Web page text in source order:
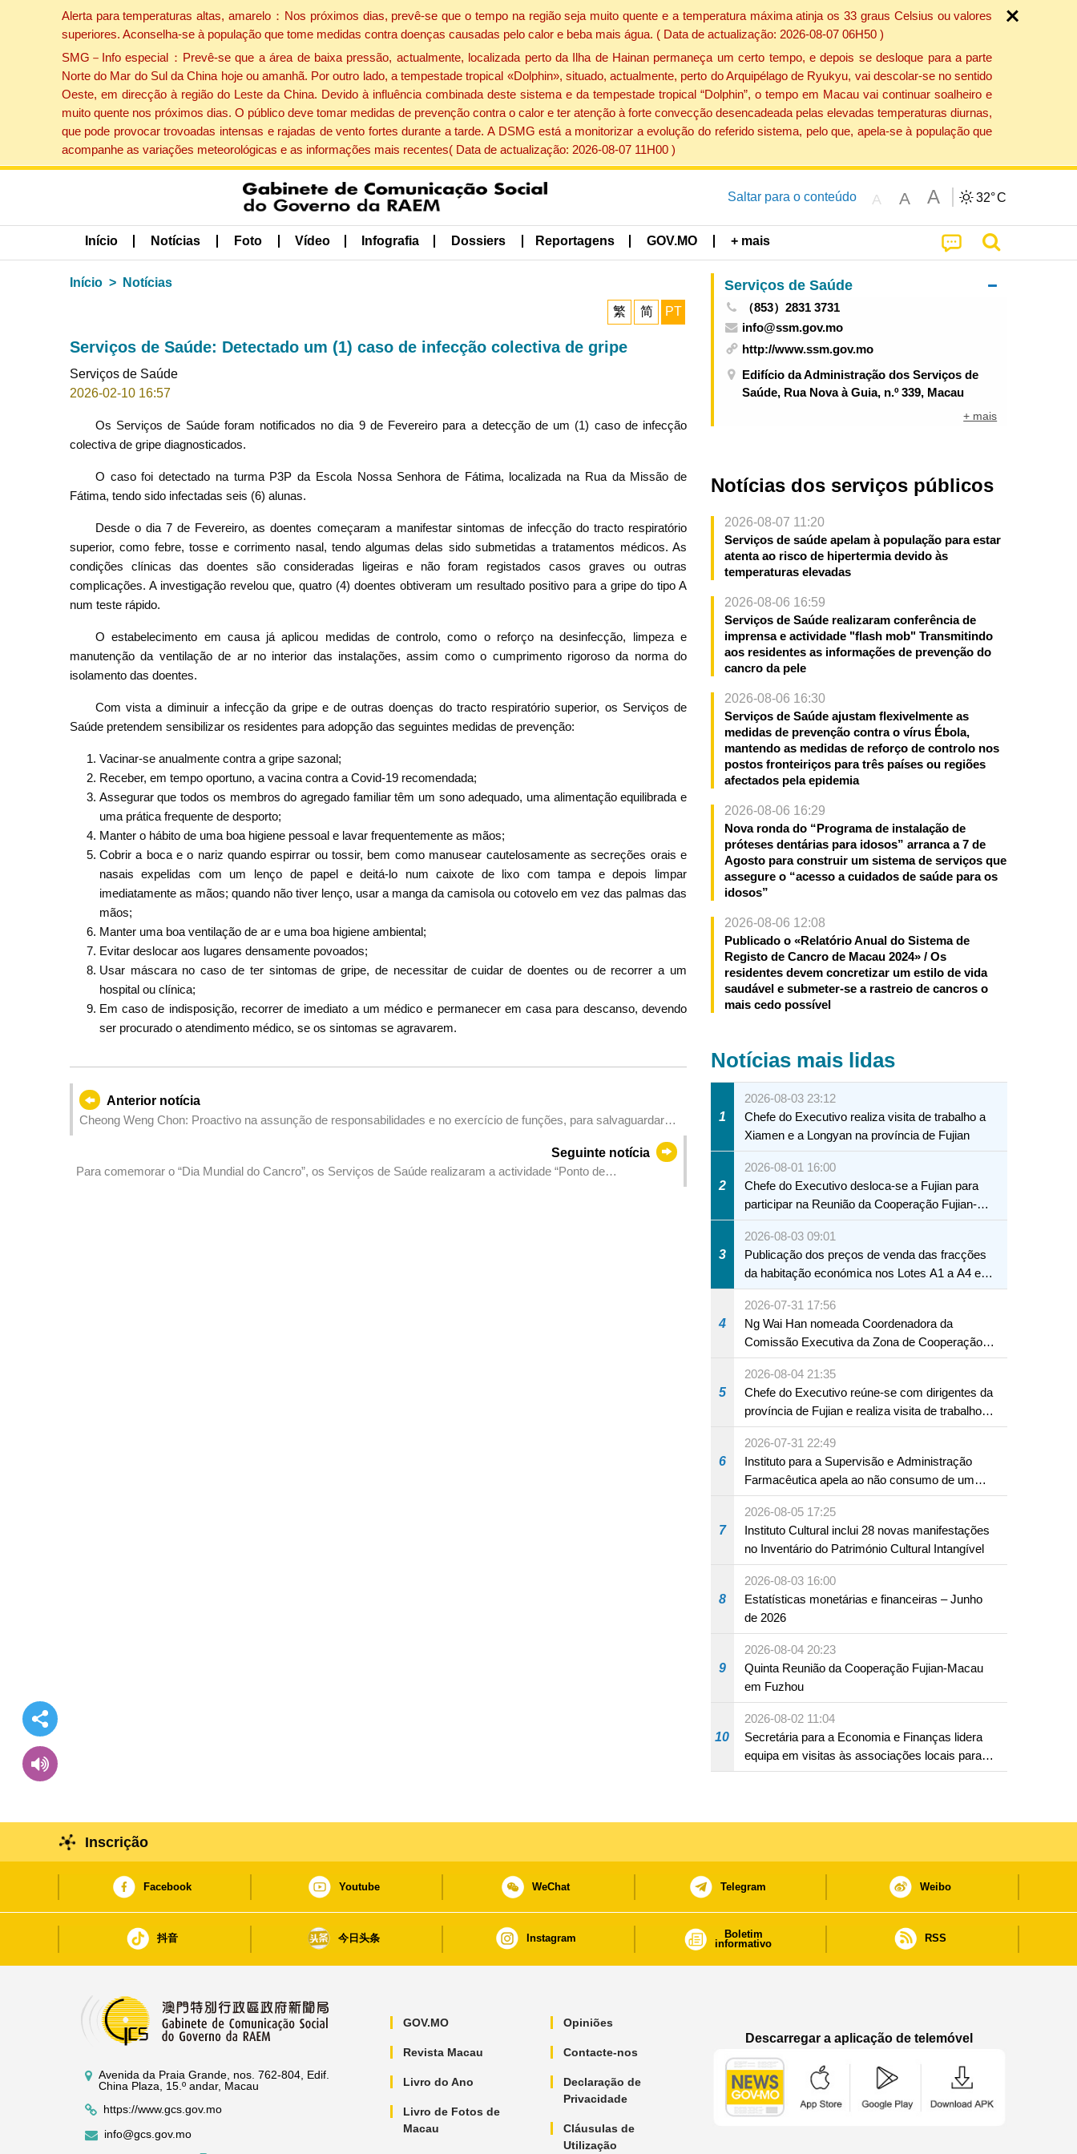
Alerta para temperaturas altas, amarelo：Nos próximos dias, prevê-se que o tempo na região seja muito quente e a temperatura máxima atinja os 33 graus Celsius ou valores
superiores. Aconselha-se à população que tome medidas contra doenças causadas pelo calor e beba mais água. ( Data de actualização: 2026-08-07 06H50 )
SMG－Info especial：Prevê-se que a área de baixa pressão, actualmente, localizada perto da Ilha de Hainan permaneça um certo tempo, e depois se desloque para a parte
Norte do Mar do Sul da China hoje ou amanhã. Por outro lado, a tempestade tropical «Dolphin», situado, actualmente, perto do Arquipélago de Ryukyu, vai descolar-se no sentido
Oeste, em direcção à região do Leste da China. Devido à influência combinada deste sistema e da tempestade tropical “Dolphin”, o tempo em Macau vai continuar soalheiro e
muito quente nos próximos dias. O público deve tomar medidas de prevenção contra o calor e ter atenção à forte convecção desencadeada pelas elevadas temperaturas diurnas,
que pode provocar trovoadas intensas e rajadas de vento fortes durante a tarde. A DSMG está a monitorizar a evolução do referido sistema, pelo que, apela-se à população que
acompanhe as variações meteorológicas e as informações mais recentes( Data de actualização: 2026-08-07 11H00 )
Saltar para o conteúdo A A A 32°C
Início Notícias Foto Vídeo Infografia Dossiers Reportagens GOV.MO + mais
Início Notícias
繁 简 PT
Serviços de Saúde: Detectado um (1) caso de infecção colectiva de gripe
Serviços de Saúde
2026-02-10 16:57
Os Serviços de Saúde foram notificados no dia 9 de Fevereiro para a detecção de um (1) caso de infecção
colectiva de gripe diagnosticados.
O caso foi detectado na turma P3P da Escola Nossa Senhora de Fátima, localizada na Rua da Missão de
Fátima, tendo sido infectadas seis (6) alunas.
Desde o dia 7 de Fevereiro, as doentes começaram a manifestar sintomas de infecção do tracto respiratório
superior, como febre, tosse e corrimento nasal, tendo algumas delas sido submetidas a tratamentos médicos. As
condições clínicas das doentes são consideradas ligeiras e não foram registados casos graves ou outras
complicações. A investigação revelou que, quatro (4) doentes obtiveram um resultado positivo para a gripe do tipo A
num teste rápido.
O estabelecimento em causa já aplicou medidas de controlo, como o reforço na desinfecção, limpeza e
manutenção da ventilação de ar no interior das instalações, assim como o cumprimento rigoroso da norma do
isolamento das doentes.
Com vista a diminuir a infecção da gripe e de outras doenças do tracto respiratório superior, os Serviços de
Saúde pretendem sensibilizar os residentes para adopção das seguintes medidas de prevenção:
Vacinar-se anualmente contra a gripe sazonal;
Receber, em tempo oportuno, a vacina contra a Covid-19 recomendada;
Assegurar que todos os membros do agregado familiar têm um sono adequado, uma alimentação equilibrada e
uma prática frequente de desporto;
Manter o hábito de uma boa higiene pessoal e lavar frequentemente as mãos;
Cobrir a boca e o nariz quando espirrar ou tossir, bem como manusear cautelosamente as secreções orais e
nasais expelidas com um lenço de papel e deitá-lo num caixote de lixo com tampa e depois limpar
imediatamente as mãos; quando não tiver lenço, usar a manga da camisola ou cotovelo em vez das palmas das
mãos;
Manter uma boa ventilação de ar e uma boa higiene ambiental;
Evitar deslocar aos lugares densamente povoados;
Usar máscara no caso de ter sintomas de gripe, de necessitar de cuidar de doentes ou de recorrer a um
hospital ou clínica;
Em caso de indisposição, recorrer de imediato a um médico e permanecer em casa para descanso, devendo
ser procurado o atendimento médico, se os sintomas se agravarem.
Anterior notícia
Cheong Weng Chon: Proactivo na assunção de responsabilidades e no exercício de funções, para salvaguardar
Seguinte notícia
Para comemorar o “Dia Mundial do Cancro”, os Serviços de Saúde realizaram a actividade “Ponto de
Serviços de Saúde
（853）2831 3731
info@ssm.gov.mo
http://www.ssm.gov.mo
Edifício da Administração dos Serviços de
Saúde, Rua Nova à Guia, n.º 339, Macau
+ mais
Notícias dos serviços públicos
2026-08-07 11:20
Serviços de saúde apelam à população para estar
atenta ao risco de hipertermia devido às
temperaturas elevadas
2026-08-06 16:59
Serviços de Saúde realizaram conferência de
imprensa e actividade "flash mob" Transmitindo
aos residentes as informações de prevenção do
cancro da pele
2026-08-06 16:30
Serviços de Saúde ajustam flexivelmente as
medidas de prevenção contra o vírus Ébola,
mantendo as medidas de reforço de controlo nos
postos fronteiriços para três países ou regiões
afectados pela epidemia
2026-08-06 16:29
Nova ronda do “Programa de instalação de
próteses dentárias para idosos” arranca a 7 de
Agosto para construir um sistema de serviços que
assegure o “acesso a cuidados de saúde para os
idosos”
2026-08-06 12:08
Publicado o «Relatório Anual do Sistema de
Registo de Cancro de Macau 2024» / Os
residentes devem concretizar um estilo de vida
saudável e submeter-se a rastreio de cancros o
mais cedo possível
Notícias mais lidas
1
2026-08-03 23:12
Chefe do Executivo realiza visita de trabalho a
Xiamen e a Longyan na província de Fujian
2
2026-08-01 16:00
Chefe do Executivo desloca-se a Fujian para
participar na Reunião da Cooperação Fujian-
Macau
3
2026-08-03 09:01
Publicação dos preços de venda das fracções
da habitação económica nos Lotes A1 a A4 e
A12 da Zona A dos Novos Aterros
4
2026-07-31 17:56
Ng Wai Han nomeada Coordenadora da
Comissão Executiva da Zona de Cooperação
Aprofundada entre Guangdong e Macau em
Hengqin
5
2026-08-04 21:35
Chefe do Executivo reúne-se com dirigentes da
província de Fujian e realiza visita de trabalho
em Fuzhou
6
2026-07-31 22:49
Instituto para a Supervisão e Administração
Farmacêutica apela ao não consumo de um
produto com substâncias medicamentosas
ocidentais
7
2026-08-05 17:25
Instituto Cultural inclui 28 novas manifestações
no Inventário do Património Cultural Intangível
8
2026-08-03 16:00
Estatísticas monetárias e financeiras – Junho
de 2026
9
2026-08-04 20:23
Quinta Reunião da Cooperação Fujian-Macau
em Fuzhou
10
2026-08-02 11:04
Secretária para a Economia e Finanças lidera
equipa em visitas às associações locais para
consolidar consensos e promover os trabalhos
Inscrição
Facebook Youtube WeChat Telegram Weibo
抖音 今日头条 Instagram
Boletim
informativo
RSS
Avenida da Praia Grande, nos. 762-804, Edif.
China Plaza, 15.º andar, Macau
https://www.gcs.gov.mo
info@gcs.gov.mo
GOV.MO
Revista Macau
Livro do Ano
Livro de Fotos de
Macau
Opiniões
Contacte-nos
Declaração de
Privacidade
Cláusulas de
Utilização
Descarregar a aplicação de telemóvel